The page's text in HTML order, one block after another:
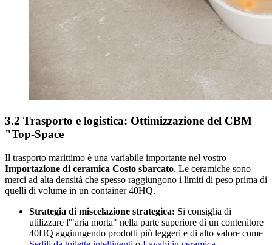
3.2 Trasporto e logistica: Ottimizzazione del CBM
"Top-Space
Il trasporto marittimo è una variabile importante nel vostro
Importazione di ceramica Costo sbarcato. Le ceramiche sono
merci ad alta densità che spesso raggiungono i limiti di peso prima di
quelli di volume in un container 40HQ.
Strategia di miscelazione strategica: Si consiglia di
utilizzare l'"aria morta" nella parte superiore di un contenitore
40HQ aggiungendo prodotti più leggeri e di alto valore come